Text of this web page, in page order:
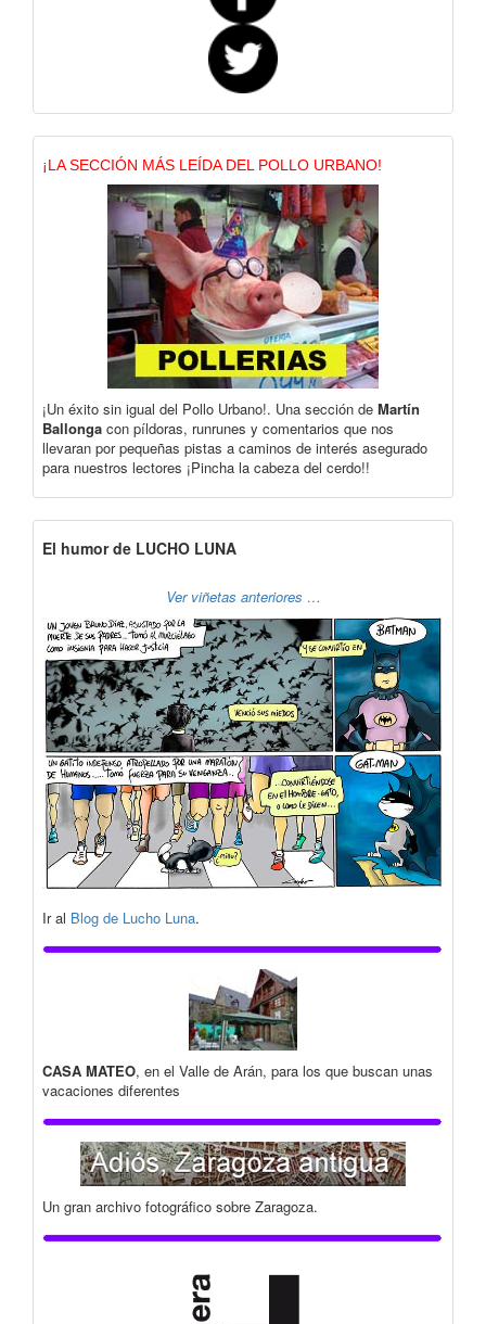
¡LA SECCIÓN MÁS LEÍDA DEL POLLO URBANO!
¡Un éxito sin igual del Pollo Urbano!. Una sección de Martín
Ballonga con píldoras, runrunes y comentarios que nos
llevaran por pequeñas pistas a caminos de interés asegurado
para nuestros lectores ¡Pincha la cabeza del cerdo!!
El humor de LUCHO LUNA
Ver viñetas anteriores …
Ir al Blog de Lucho Luna.
CASA MATEO, en el Valle de Arán, para los que buscan unas
vacaciones diferentes
Un gran archivo fotográfico sobre Zaragoza.